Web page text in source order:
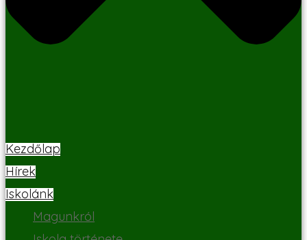
Kezdőlap
Hírek
Iskolánk
Magunkról